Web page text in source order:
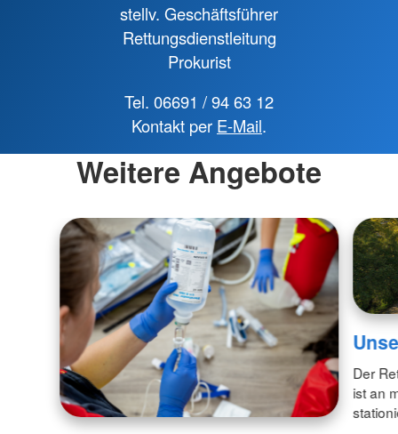
stellv. Geschäftsführer
Rettungsdienstleitung
Prokurist
Tel. 06691 / 94 63 12
Kontakt per E-Mail.
Weitere Angebote
Der
ist an